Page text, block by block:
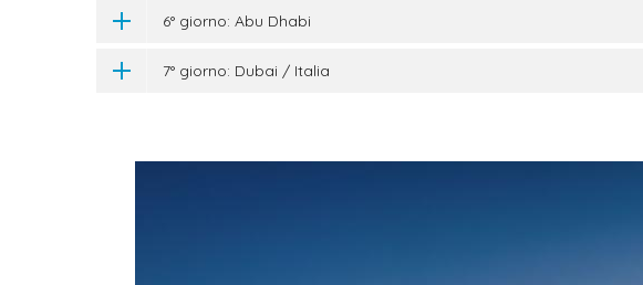
6° giorno: Abu Dhabi
7° giorno: Dubai / Italia